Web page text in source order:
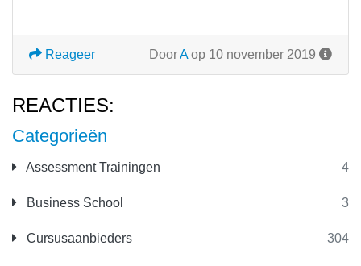
Categorieën
Assessment Trainingen 4
Business School 3
Cursusaanbieders 304
DoorAop 10 november 2019
Reageer
REACTIES: